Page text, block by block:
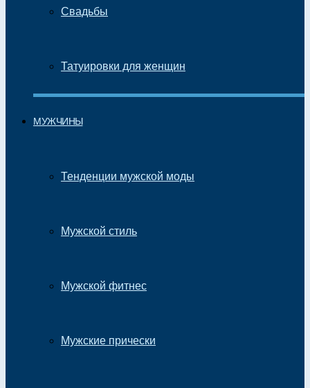
Свадьбы
Татуировки для женщин
МУЖЧИНЫ
Тенденции мужской моды
Мужской стиль
Мужской фитнес
Мужские прически